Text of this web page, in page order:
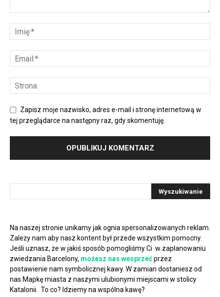
Zapisz moje nazwisko, adres e-mail i stronę internetową w
tej przeglądarce na następny raz, gdy skomentuję.
Na naszej stronie unikamy jak ognia spersonalizowanych reklam.
Zależy nam aby nasz kontent był przede wszystkim pomocny.
Jeśli uznasz, że w jakiś sposób pomogliśmy Ci w zaplanowaniu
zwiedzania Barcelony, możesz nas wesprzećprzez
postawienie nam symbolicznej kawy. W zamian dostaniesz od
nas Mapkę miasta z naszymi ulubionymi miejscami w stolicy
Katalonii. To co? Idziemy na wspólna kawę?